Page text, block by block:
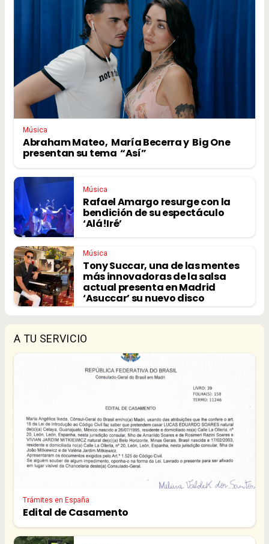
Música
Abraham Mateo, María Becerra y Big One
presentan su tema “Así”
Música
Rafael Amargo resurge con la
bendición de su espectáculo
‘Alá!Iré’
Música
Tony Succar, una de las mentes
más innovadoras de la salsa
actual presenta en Madrid
‘Asuccar’ su nuevo disco
A TU SERVICIO
Trámites en España
Edital de Casamento